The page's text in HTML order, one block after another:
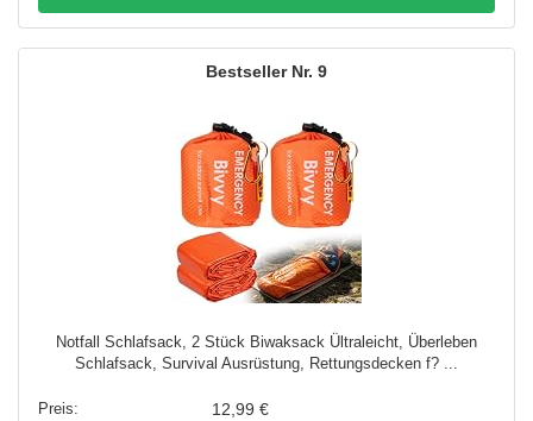
9
Notfall Schlafsack, 2 Stück Biwaksack Ültraleicht, Überleben
Schlafsack, Survival Ausrüstung, Rettungsdecken f? ...
12,99 €